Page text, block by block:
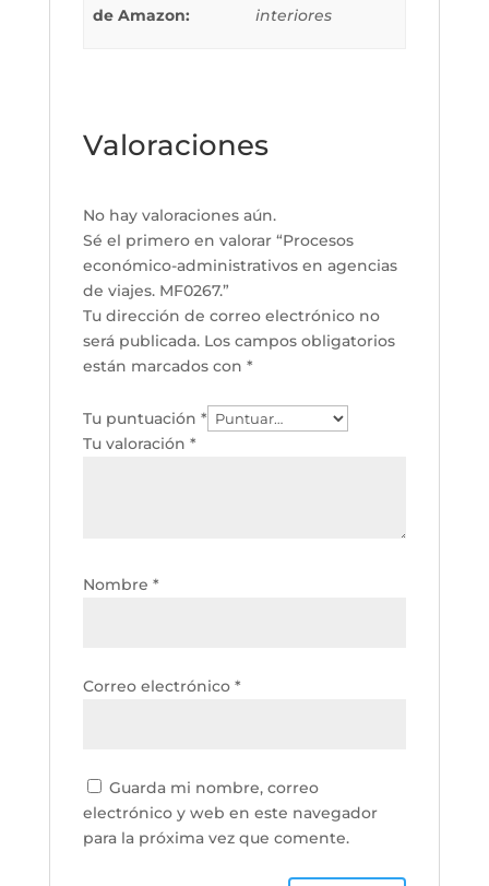
de Amazon:
interiores
Valoraciones
No hay valoraciones aún.
Sé el primero en valorar “Procesos
económico-administrativos en agencias
de viajes. MF0267.”
Tu dirección de correo electrónico no
será publicada. Los campos obligatorios
están marcados con *
Tu puntuación *
Tu valoración *
Nombre *
Correo electrónico *
Guarda mi nombre, correo
electrónico y web en este navegador
para la próxima vez que comente.